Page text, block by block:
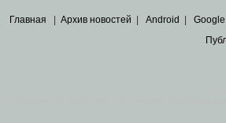
Главная Архив новостей Android Google